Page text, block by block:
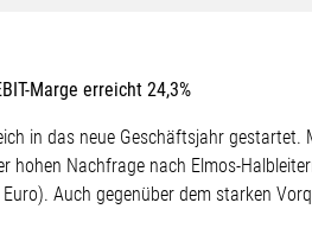
Marge erreicht 24,3%
in das neue Geschäftsjahr
Nachfrage nach Elmos-
Auch gegenüber dem starken